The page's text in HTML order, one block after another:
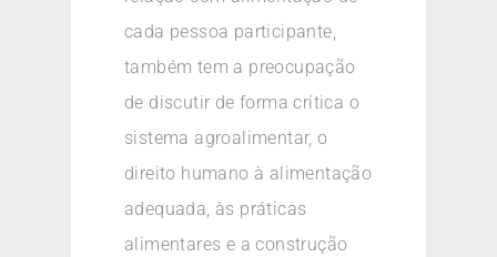
cada pessoa participante,
também tem a preocupação
de discutir de forma crítica o
sistema agroalimentar, o
direito humano à alimentação
adequada, às práticas
alimentares e a construção